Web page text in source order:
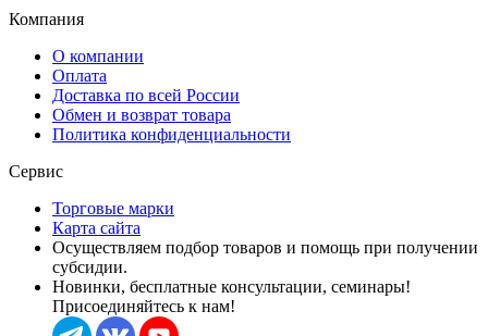
Компания
О компании
Оплата
Доставка по всей России
Обмен и возврат товара
Политика конфиденциальности
Сервис
Торговые марки
Карта сайта
Осуществляем подбор товаров и помощь при получении
субсидии.
Новинки, бесплатные консультации, семинары!
Присоединяйтесь к нам!